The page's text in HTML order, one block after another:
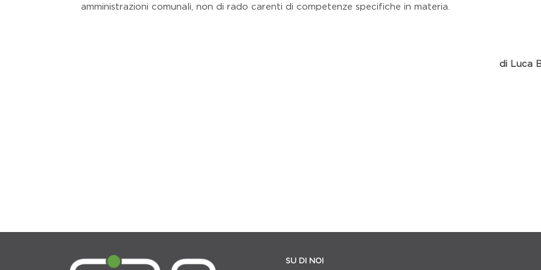
amministrazioni comunali, non di rado carenti di competenze specifiche in materia.
di Luca
SU DI NOI